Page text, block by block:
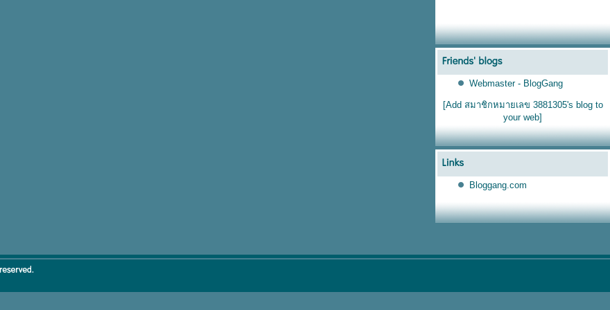
Webmaster - BlogGang
[Add สมาชิกหมายเลข 3881305's blog to
your web]
Bloggang.com